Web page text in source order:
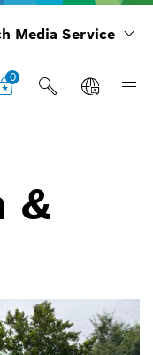
Media Service
0
&